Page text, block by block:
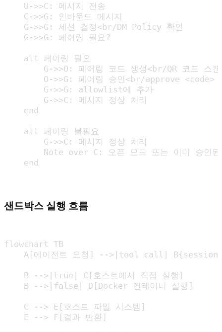
    U->>C: 메시지 전송
    C->>G: 인바운드 메시지
    G->>G: 세션 결정<br/DM Policy 확인
    G->>G: 페어링 필요?
    alt 페어링 필요
        G->>O: 페어링 코드 생성<br/QR 코드 스캔
        O->>G: 페어링 승인<br/approve <code>
        G->>G: allowlist에 추가
        G->>C: 메시지 정상 처리
    end
    alt 페어링 불필요
        G->>C: 메시지 정상 처리
Note over C: 오픈 모드 또는 이미 승인된
    end
샌드박스 실행 흐름
flowchart TB
A[에이전트 요청] -->|tool call|
    B -->|true| C[호스트에서 직접 실행]
    B -->|false| D[Docker 컨테이너 실행]
    C --> E[호스트 파일 시스템]
    E --> F[결과 반환]